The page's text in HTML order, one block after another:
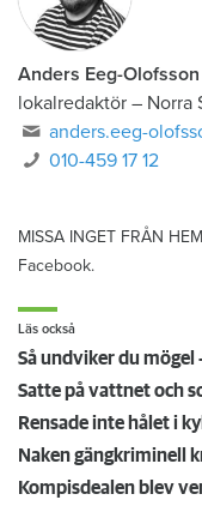
Anders Eeg-Olofsson
lokalredaktör – Norra
anders.eeg-
010-459 17 12
MISSA INGET FRÅN
Facebook.
Läs också